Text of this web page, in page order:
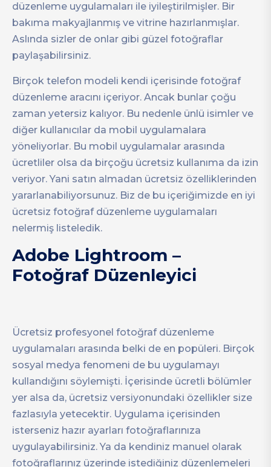
düzenleme uygulamaları ile iyileştirilmişler. Bir
bakıma makyajlanmış ve vitrine hazırlanmışlar.
Aslında sizler de onlar gibi güzel fotoğraflar
paylaşabilirsiniz.
Birçok telefon modeli kendi içerisinde fotoğraf
düzenleme aracını içeriyor. Ancak bunlar çoğu
zaman yetersiz kalıyor. Bu nedenle ünlü isimler ve
diğer kullanıcılar da mobil uygulamalara
yöneliyorlar. Bu mobil uygulamalar arasında
ücretliler olsa da birçoğu ücretsiz kullanıma da izin
veriyor. Yani satın almadan ücretsiz özelliklerinden
yararlanabiliyorsunuz. Biz de bu içeriğimizde en iyi
ücretsiz fotoğraf düzenleme uygulamaları
nelermiş listeledik.
Adobe Lightroom –
Fotoğraf Düzenleyici
Ücretsiz profesyonel fotoğraf düzenleme
uygulamaları arasında belki de en popüleri. Birçok
sosyal medya fenomeni de bu uygulamayı
kullandığını söylemişti. İçerisinde ücretli bölümler
yer alsa da, ücretsiz versiyonundaki özellikler size
fazlasıyla yetecektir. Uygulama içerisinden
isterseniz hazır ayarları fotoğraflarınıza
uygulayabilirsiniz. Ya da kendiniz manuel olarak
fotoğraflarınız üzerinde istediğiniz düzenlemeleri